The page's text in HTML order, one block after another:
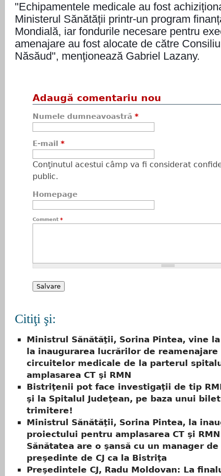
"Echipamentele medicale au fost
Ministerul Sănătății printr-un program
Mondială, iar fondurile necesare pentru
amenajare au fost alocate de către
Năsăud", menţionează Gabriel Lazany.
Adaugă comentariu nou
Numele dumneavoastră *
E-mail *
Conţinutul acestui câmp va fi considerat
public.
Homepage
Comment *
Citiţi şi:
Ministrul Sănătăţii, Sorina Pintea, vine
la inaugurarea lucrărilor de reamenajare
circuitelor medicale de la parterul
amplasarea CT şi RMN
Bistriţenii pot face investigaţii de tip
şi la Spitalul Judeţean, pe baza unui
trimitere!
Ministrul Sănătăţii, Sorina Pintea, la
proiectului pentru amplasarea CT şi
Sănătatea are o şansă cu un manager
preşedinte de CJ ca la Bistriţa
Preşedintele CJ, Radu Moldovan: La